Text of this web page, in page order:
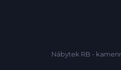
Nábytek RB -